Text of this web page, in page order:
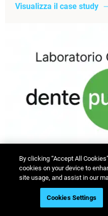
Visualizza il case study
Laboratorio DP Zero
Passaggio da una
By clicking “Accept All
cookies on your device to
site usage, and assist in our
Cookies Settings